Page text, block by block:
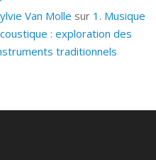
Van Molle sur 1. Musique
: exploration des
traditionnels